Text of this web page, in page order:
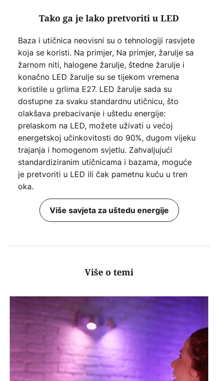
Tako ga je lako pretvoriti u LED
Baza i utičnica neovisni su o tehnologiji rasvjete
koja se koristi. Na primjer, Na primjer, žarulje sa
žarnom niti, halogene žarulje, štedne žarulje i
konačno LED žarulje su se tijekom vremena
koristile u grlima E27. LED žarulje sada su
dostupne za svaku standardnu utičnicu, što
olakšava prebacivanje i uštedu energije:
prelaskom na LED, možete uživati u većoj
energetskoj učinkovitosti do 90%, dugom vijeku
trajanja i homogenom svjetlu. Zahvaljujući
standardiziranim utičnicama i bazama, moguće
je pretvoriti u LED ili čak pametnu kuću u tren
oka.
Više savjeta za uštedu energije
Više o temi